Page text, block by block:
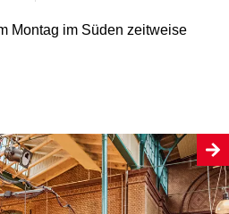
Montag im Süden zeitweise